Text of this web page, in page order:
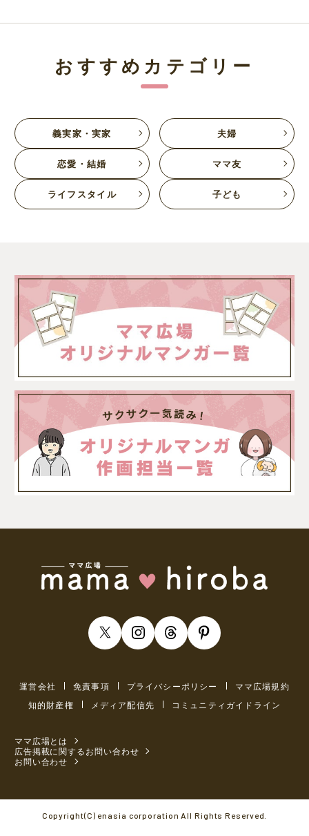
おすすめカテゴリー
義実家・実家 夫婦
恋愛・結婚 ママ友
ライフスタイル 子ども
運営会社 免責事項 プライバシーポリシー
ママ広場規約
知的財産権
メディア配信先 コミュニティガイドライン
ママ広場とは
広告掲載に関するお問い合わせ
お問い合わせ
Copyright(C) enasia corporation All Rights Reserved.